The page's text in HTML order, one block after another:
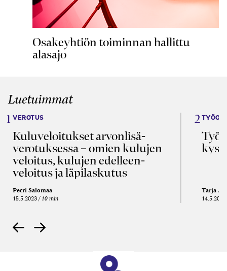
Osakeyhtiön toiminnan hallittu
alasajo
Luetuimmat
VEROTUS
Kulu­veloitukset arvon­lisä­
verotuksessa – omien kulujen
veloitus, kulujen edelleen­
veloitus ja läpi­laskutus
Petri Salomaa
15.5.2023 10 min
Tarja
14.5.2021